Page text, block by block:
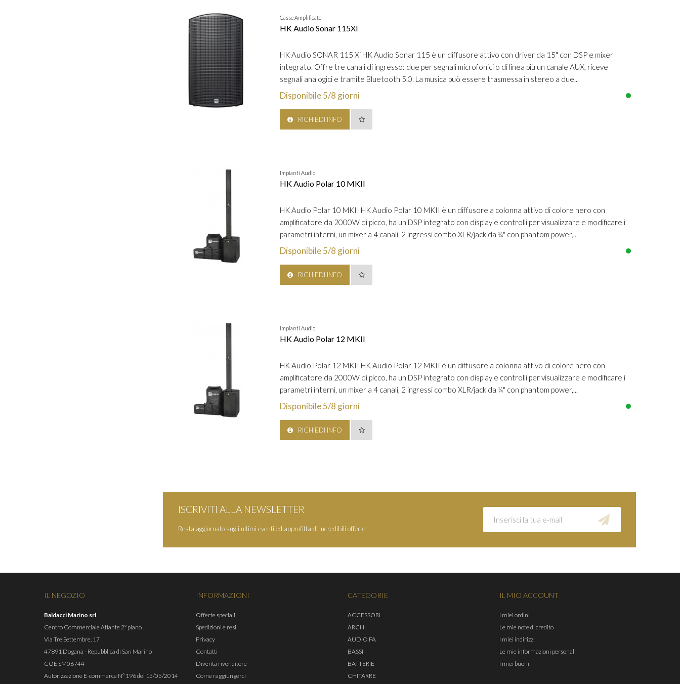
Casse Amplificate
HK Audio Sonar 115XI
HK Audio SONAR 115 Xi HK Audio Sonar 115 è un diffusore attivo con driver da 15" con DSP e mixer
integrato. Offre tre canali di ingresso: due per segnali microfonici o di linea più un canale AUX, riceve
segnali analogici e tramite Bluetooth 5.0. La musica può essere trasmessa in stereo a due...
Disponibile 5/8 giorni
RICHIEDI INFO
Impianti Audio
HK Audio Polar 10 MKII
HK Audio Polar 10 MKII HK Audio Polar 10 MKII è un diffusore a colonna attivo di colore nero con
amplificatore da 2000W di picco, ha un DSP integrato con display e controlli per visualizzare e modificare i
parametri interni, un mixer a 4 canali, 2 ingressi combo XLR/jack da ¼" con phantom power,...
Disponibile 5/8 giorni
RICHIEDI INFO
Impianti Audio
HK Audio Polar 12 MKII
HK Audio Polar 12 MKII HK Audio Polar 12 MKII è un diffusore a colonna attivo di colore nero con
amplificatore da 2000W di picco, ha un DSP integrato con display e controlli per visualizzare e modificare i
parametri interni, un mixer a 4 canali, 2 ingressi combo XLR/jack da ¼" con phantom power,...
Disponibile 5/8 giorni
RICHIEDI INFO
ISCRIVITI ALLA NEWSLETTER
Resta aggiornato sugli ultimi eventi ed approfitta di incredibili offerte
IL NEGOZIO
Baldacci Marino srl
Centro Commerciale Atlante 2° piano
Via Tre Settembre, 17
47891 Dogana - Repubblica di San Marino
COE SM06744
Autorizzazione E-commerce N° 196 del 15/05/2014
INFORMAZIONI
Offerte speciali
Spedizioni e resi
Privacy
Contatti
Diventa rivenditore
Come raggiungerci
CATEGORIE
ACCESSORI
ARCHI
AUDIO PA
BASSI
BATTERIE
CHITARRE
IL MIO ACCOUNT
I miei ordini
Le mie note di credito
I miei indirizzi
Le mie informazioni personali
I miei buoni